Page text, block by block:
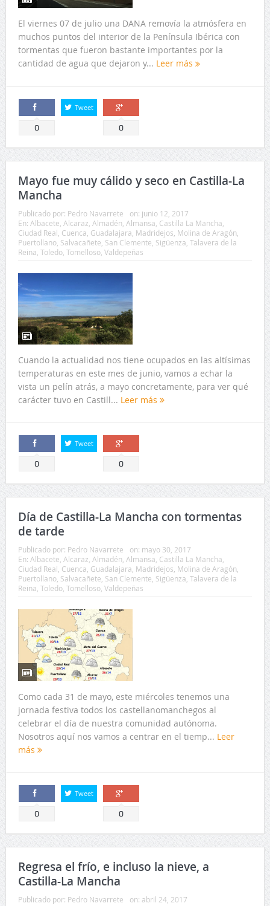
El viernes 07 de julio una DANA removía la atmósfera en
muchos puntos del interior de la Península Ibérica con
tormentas que fueron bastante importantes por la
cantidad de agua que dejaron y... Leer más
Comparte
0
Tweet
Comparte
0
Mayo fue muy cálido y seco en Castilla-La
Mancha
Publicado por: Pedro Navarrete on: junio 12, 2017
En: Albacete Alcaraz Almadén Almansa Castilla La Mancha
Ciudad Real Cuenca Guadalajara Madridejos Molina de Aragón
Puertollano, Salvacañete San Clemente Sigüenza Talavera de la
Reina Toledo, Tomelloso, Valdepeñas
Cuando la actualidad nos tiene ocupados en las altísimas
temperaturas en este mes de junio, vamos a echar la
vista un pelín atrás, a mayo concretamente, para ver qué
carácter tuvo en Castill... Leer más
Comparte
0
Tweet
Comparte
0
Día de Castilla-La Mancha con tormentas
de tarde
Publicado por: Pedro Navarrete on: mayo 30, 2017
En: Albacete, Alcaraz, Almadén, Almansa, Castilla La Mancha,
Ciudad Real, Cuenca, Guadalajara, Madridejos, Molina de Aragón,
Puertollano, Salvacañete, San Clemente, Sigüenza, Talavera de la
Reina, Toledo, Tomelloso, Valdepeñas
Como cada 31 de mayo, este miércoles tenemos una
jornada festiva todos los castellanomanchegos al
celebrar el día de nuestra comunidad autónoma.
Nosotros aquí nos vamos a centrar en el tiemp... Leer
más
Comparte
0
Tweet
Comparte
0
Regresa el frío, e incluso la nieve, a
Castilla-La Mancha
Publicado por: Pedro Navarrete on: abril 24, 2017